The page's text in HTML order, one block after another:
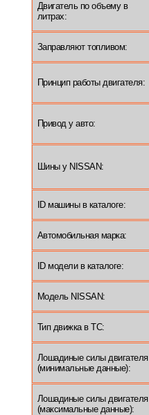
Двигатель по объему в
литрах:
Заправляют топливом:
Принцип работы двигателя:
Привод у авто:
Шины у NISSAN:
ID машины в каталоге:
Автомобильная марка:
ID модели в каталоге:
Модель NISSAN:
Тип движка в ТС:
Лошадиные силы двигателя
(минимальные данные):
Лошадиные силы двигателя
(максимальные данные):